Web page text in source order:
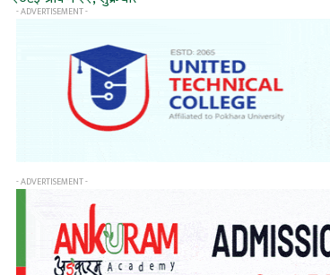
- ADVERTISEMENT -
- ADVERTISEMENT -